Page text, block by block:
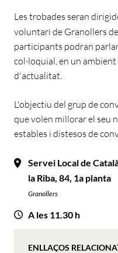
Les trobades seran
voluntari de Granollers de
participants podran
col·loquial, en un
d'actualitat.
L'objectiu del grup de
que volen millorar el seu
estables i distesos de
Servei Local de
la Riba, 84, 1a planta
Granollers
A les 11.30 h
ENLLAÇOS